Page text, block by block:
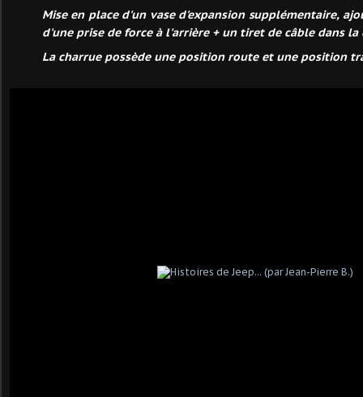
Mise en place d'un vase d'expansion supplémentaire,
d'une prise de force à l'arrière + un tiret de câble dans la
La charrue possède une position route et une position